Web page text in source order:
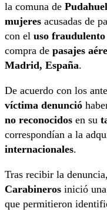
la comuna de Pudahuel
mujeres acusadas de
con el uso
compra de pasajes
Madrid, España.
De acuerdo con los
víctima denunció
no reconocidos en su
correspondían a la
internacionales.
Tras recibir la
Carabineros inició
que permitieron